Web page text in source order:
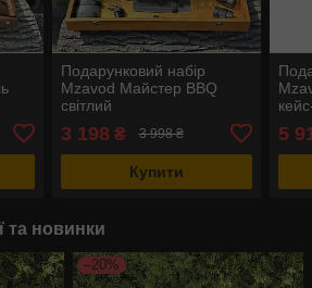
Подарунковий набір
Mzavod Майстер BBQ
світлий
3 198₴ 3 998 ₴
Купити
5
та новинки
–20%